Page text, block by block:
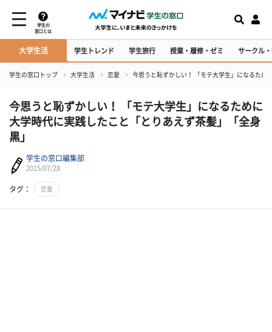
学生の
窓口とは
大学生活 学生トレンド 学生旅行 授業・履修・ゼミ サークル
学生の窓口トップ 大学生活 恋愛 今思うと恥ずかしい！ 「モテ大学生」になるため
今思うと恥ずかしい！ 「モテ大学生」になるために
大学時代に実践したこと「とりあえず茶髪」「全身
黒」
学生の窓口編集部
2015/07/28
タグ： 恋愛